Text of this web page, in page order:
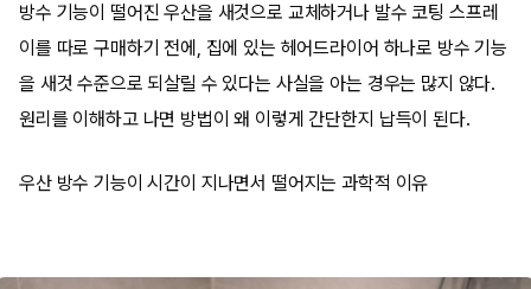
방수 기능이 떨어진 우산을 새것으로 교체하거나 발수 코팅 스프레
이를 따로 구매하기 전에, 집에 있는 헤어드라이어 하나로 방수 기능
을 새것 수준으로 되살릴 수 있다는 사실을 아는 경우는 많지 않다.
원리를 이해하고 나면 방법이 왜 이렇게 간단한지 납득이 된다.
우산 방수 기능이 시간이 지나면서 떨어지는 과학적 이유